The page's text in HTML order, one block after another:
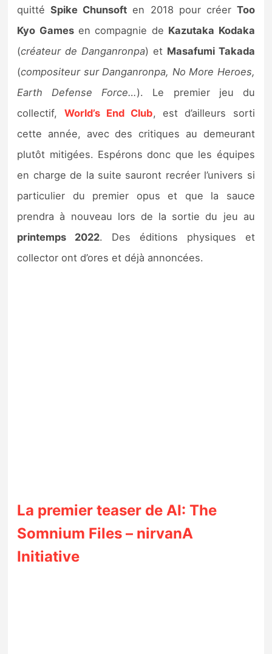
quittéSpike Chunsoft en 2018 pour créer Too
Kyo Gamesen compagnie de Kazutaka Kodaka
(créateur de Danganronpa) et Masafumi Takada
(compositeur sur Danganronpa, No More Heroes,
Earth Defense Force…). Le premier jeu du
collectif, World’s End Club, est d’ailleurs sorti
cette année, avec des critiques au demeurant
plutôt mitigées. Espérons donc que les équipes
en charge de la suite sauront recréer l’univers si
particulier du premier opus et que la sauce
prendra à nouveau lors de la sortie du jeu au
printemps 2022. Des éditions physiques et
collector ont d’ores et déjà annoncées.
La premier teaser de AI: The
Somnium Files – nirvanA
Initiative